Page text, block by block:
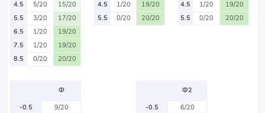
4.5
5/20
15/20
5.5
3/20
17/20
6.5
1/20
19/20
7.5
1/20
19/20
8.5
0/20 20/20
4.5
1/20
19/20
5.5
0/20 20/20
4.5
1/20
19/20
5.5
0/20 20/20
Ф
-0.5
9/20
Ф2
-0.5
6/20